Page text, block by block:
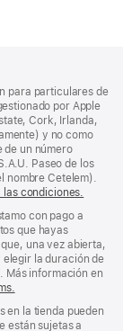
para particulares de
por Apple
Cork, Irlanda,
y no como
un número
Paseo de los
nombre Cetelem).
las condiciones.
con pago a
que hayas
una vez abierta,
elegir la duración de
Más información en
en la tienda pueden
están sujetas a